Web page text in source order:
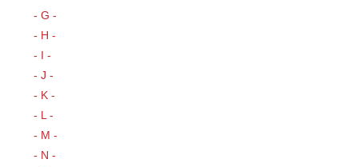
- G -
- H -
- I -
- J -
- K -
- L -
- M -
- N -